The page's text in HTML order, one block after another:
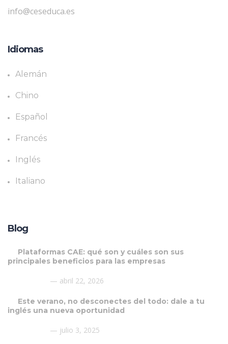
info@ceseduca.es
Idiomas
Alemán
Chino
Español
Francés
Inglés
Italiano
Blog
Plataformas CAE: qué son y cuáles son sus
principales beneficios para las empresas
abril 22, 2026
Este verano, no desconectes del todo: dale a tu
inglés una nueva oportunidad
julio 3, 2025